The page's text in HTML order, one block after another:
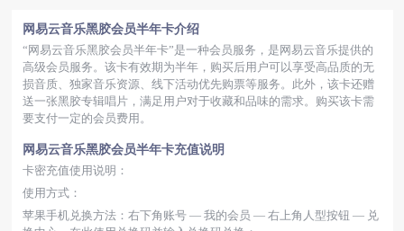
网易云音乐黑胶会员半年卡介绍
“网易云音乐黑胶会员半年卡”是一种会员服务，是网易云音乐提供的
高级会员服务。该卡有效期为半年，购买后用户可以享受高品质的无
损音质、独家音乐资源、线下活动优先购票等服务。此外，该卡还赠
送一张黑胶专辑唱片，满足用户对于收藏和品味的需求。购买该卡需
要支付一定的会员费用。
网易云音乐黑胶会员半年卡充值说明
卡密充值使用说明：
使用方式：
苹果手机兑换方法：右下角账号 — 我的会员 — 右上角人型按钮 — 兑